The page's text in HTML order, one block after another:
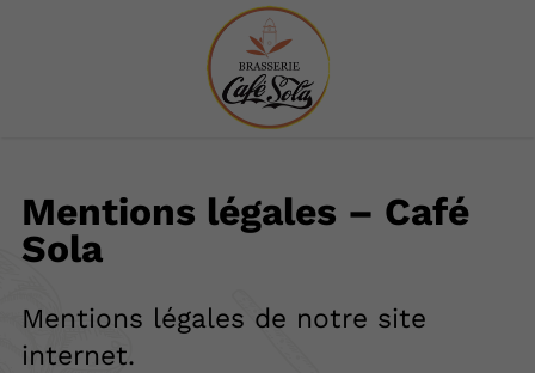
Mentions légales – Café
Sola
Mentions légales de notre site
internet.